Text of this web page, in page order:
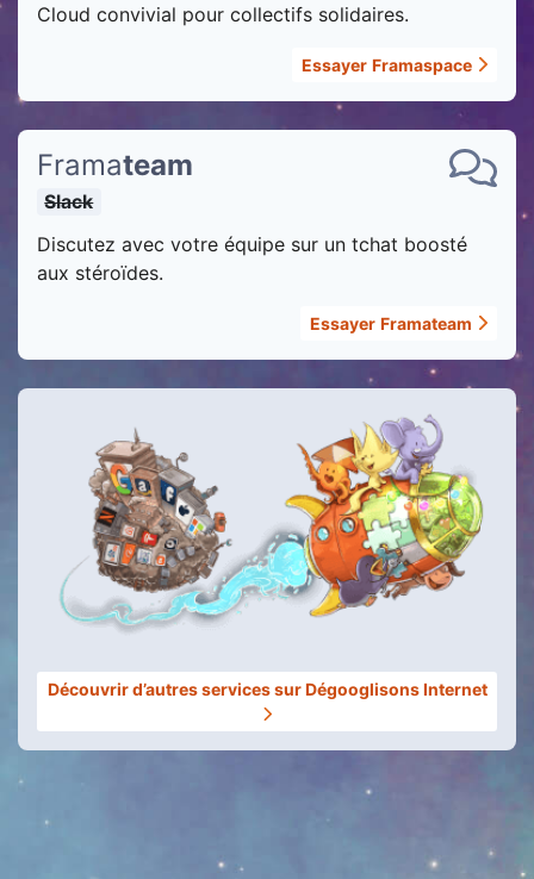
Cloud convivial pour collectifs solidaires.
Essayer Framaspace
Framateam
Slack
Discutez avec votre équipe sur un tchat boosté
aux stéroïdes.
Essayer Framateam
Découvrir d’autres services sur Dégooglisons Internet